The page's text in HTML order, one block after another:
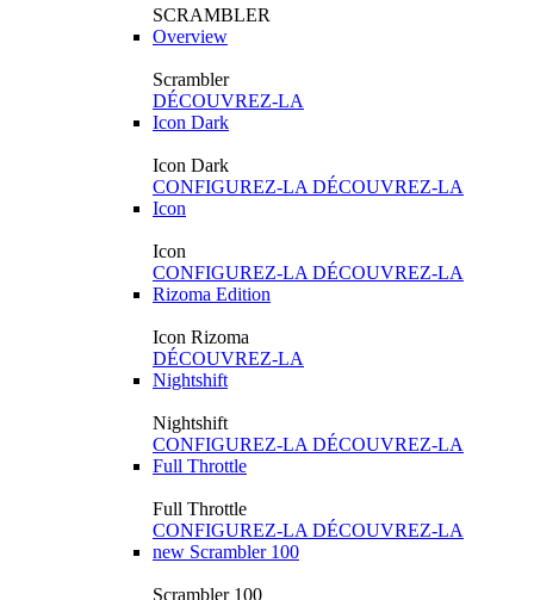
SCRAMBLER
Overview
Scrambler
DÉCOUVREZ-LA
Icon Dark
Icon Dark
CONFIGUREZ-LA DÉCOUVREZ-LA
Icon
Icon
CONFIGUREZ-LA DÉCOUVREZ-LA
Rizoma Edition
Icon Rizoma
DÉCOUVREZ-LA
Nightshift
Nightshift
CONFIGUREZ-LA DÉCOUVREZ-LA
Full Throttle
Full Throttle
CONFIGUREZ-LA DÉCOUVREZ-LA
new Scrambler 100
Scrambler 100